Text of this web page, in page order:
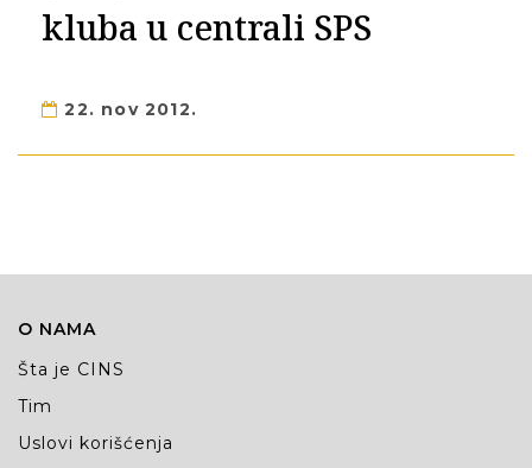
kluba u centrali SPS
22. nov 2012.
O NAMA
Šta je CINS
Tim
Uslovi korišćenja